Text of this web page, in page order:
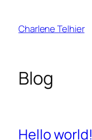
contenu
Charlene Telhier
Blog
Hello world!